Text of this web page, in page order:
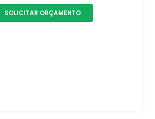
SOLICITAR ORÇAMENTO